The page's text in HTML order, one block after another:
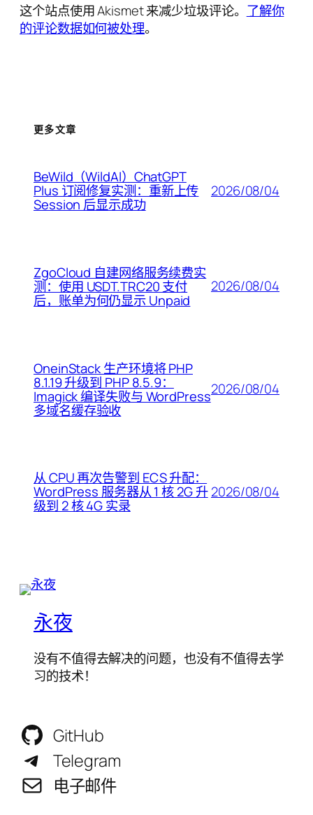
这个站点使用 Akismet 来减少垃圾评论。 了解你
的评论数据如何被处理。
更多文章
BeWild（WildAI）ChatGPT
Plus 订阅修复实测：重新上传
Session 后显示成功
2026/08/04
ZgoCloud 自建网络服务续费实
测：使用 USDT.TRC20 支付
后，账单为何仍显示 Unpaid
2026/08/04
OneinStack 生产环境将 PHP
8.1.19 升级到 PHP 8.5.9：
Imagick 编译失败与 WordPress
多域名缓存验收
2026/08/04
从 CPU 再次告警到 ECS 升配：
WordPress 服务器从 1 核 2G 升
级到 2 核 4G 实录
2026/08/04
永夜
没有不值得去解决的问题，也没有不值得去学
习的技术！
GitHub
Telegram
电子邮件